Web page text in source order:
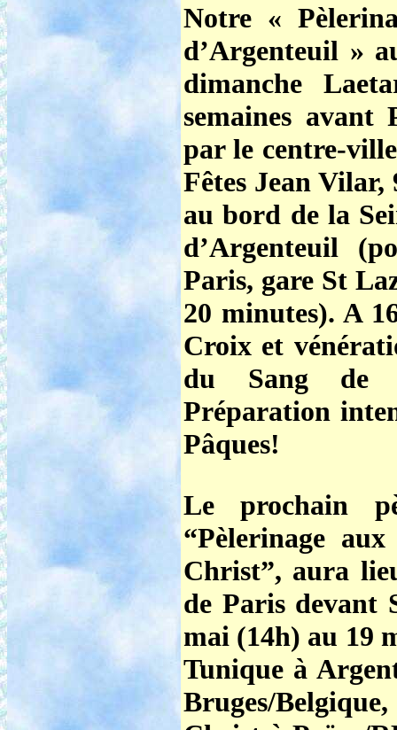
Notre «
d’Argenteuil »
dimanche
semaines avant
par le centre-
Fêtes Jean
au bord de la
d’Argenteuil
Paris, gare St
20 minutes). A
Croix et
du Sang de
Préparation
Pâques!
Le prochain
“Pèlerinage
Christ”, aura
de Paris devant
mai (14h) au 19
Tunique à
Bruges/